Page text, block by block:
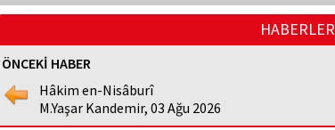
HABERLER
ÖNCEKİ HABER
Hâkim en-Nisâburî
M.Yaşar Kandemir, 03 Ağu 2026